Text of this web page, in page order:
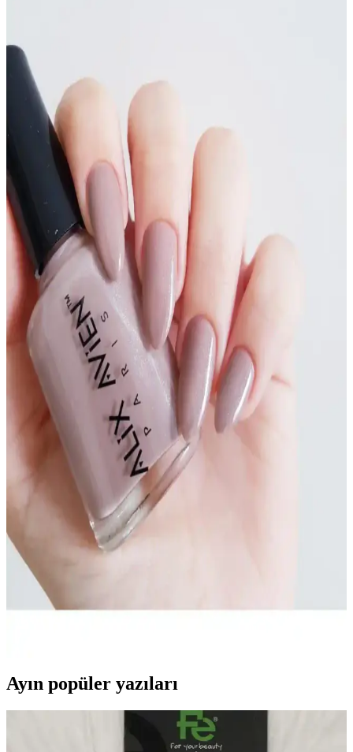
İpuçları Rehberi
Flormar’ın geniş renk yelpazesiyle ten rengine uygun oje seçimleri,
doğal güzelliği ön plana çıkarır ve stilinizi tamamlar. Nude, pastel ve
canlı tonlarla her tarz ve cilt tonuna uygun seçenekler burada.
Flormar ile Ten Rengine Uygun 10 Oje Rengi ve
Moda Trendleri Hakkında Bilgiler
Ten rengine uygun Flormar oje renkleri ve modaya uygun seçimler
hakkında detaylı bilgiler, renk önerileri ve stil ipuçlarıyla kendinizi
en iyi şekilde ifade edin.
Mara Nude Oje Serisi 3'lü İstanbul: Doğal ve Şık
Tırnak Bakımı İçin İdeal Seçenekler
Mara Nude Oje Serisi, doğal ve parlak görünümlü üç renk
seçeneğiyle günlük kullanım için pratik ve şık tırnak bakımı sunar,
kolay uygulama ve uzun dayanıklılık sağlar.
Şeffaf Renkli Oje Kullanımıyla Doğal ve Parlak
Tırnaklara Ulaşma Yöntemleri
Şeffaf oje, doğal ve parlak tırnaklar için ideal, çeşitli formülleri ve
uygulama teknikleriyle dayanıklı ve şık sonuçlar sağlar. Bakım
rutininize şıklık katın.
Sedefli Oje Trendleri ve Uygulama İpuçlarıyla Zarif
Tırnaklar
Sedefli oje, doğal parlaklık ve zarafet sunar. Uygulama teknikleri ve
tasarım önerileriyle şık ve bakımlı tırnaklara ulaşın, uygun fiyatlı
seçeneklerle tarzınızı tamamlayın.
Alix Avien Nude Kahve ve Pastel Nude Oje
Karşılaştırması: Hangisi Daha İyi Tercih Edilir?
Alix Avien Nude Kahve ve Pastel Nude Oje ürünlerinin
Ayın popüler yazıları